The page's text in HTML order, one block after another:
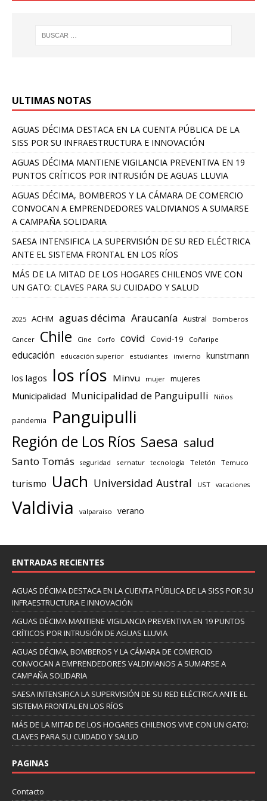
ULTIMAS NOTAS
AGUAS DÉCIMA DESTACA EN LA CUENTA PÚBLICA DE LA
SISS POR SU INFRAESTRUCTURA E INNOVACIÓN
AGUAS DÉCIMA MANTIENE VIGILANCIA PREVENTIVA EN 19
PUNTOS CRÍTICOS POR INTRUSIÓN DE AGUAS LLUVIA
AGUAS DÉCIMA, BOMBEROS Y LA CÁMARA DE COMERCIO
CONVOCAN A EMPRENDEDORES VALDIVIANOS A SUMARSE
A CAMPAÑA SOLIDARIA
SAESA INTENSIFICA LA SUPERVISIÓN DE SU RED ELÉCTRICA
ANTE EL SISTEMA FRONTAL EN LOS RÍOS
MÁS DE LA MITAD DE LOS HOGARES CHILENOS VIVE CON
UN GATO: CLAVES PARA SU CUIDADO Y SALUD
2025 ACHM aguas décima Araucanía Austral Bomberos
Cancer Chile Cine Corfo covid Covid-19 Coñaripe
educación educación superior estudiantes invierno kunstmann
los lagos los ríos Minvu mujer mujeres
Municipalidad Municipalidad de Panguipulli Niños
pandemia Panguipulli
Región de Los Ríos Saesa salud
Santo Tomás seguridad sernatur tecnología Teletón Temuco
turismo Uach Universidad Austral UST vacaciones
Valdivia valparaiso verano
ENTRADAS RECIENTES
AGUAS DÉCIMA DESTACA EN LA CUENTA PÚBLICA DE LA SISS POR SU
INFRAESTRUCTURA E INNOVACIÓN
AGUAS DÉCIMA MANTIENE VIGILANCIA PREVENTIVA EN 19 PUNTOS
CRÍTICOS POR INTRUSIÓN DE AGUAS LLUVIA
AGUAS DÉCIMA, BOMBEROS Y LA CÁMARA DE COMERCIO
CONVOCAN A EMPRENDEDORES VALDIVIANOS A SUMARSE A
CAMPAÑA SOLIDARIA
SAESA INTENSIFICA LA SUPERVISIÓN DE SU RED ELÉCTRICA ANTE EL
SISTEMA FRONTAL EN LOS RÍOS
MÁS DE LA MITAD DE LOS HOGARES CHILENOS VIVE CON UN GATO:
CLAVES PARA SU CUIDADO Y SALUD
PAGINAS
Contacto